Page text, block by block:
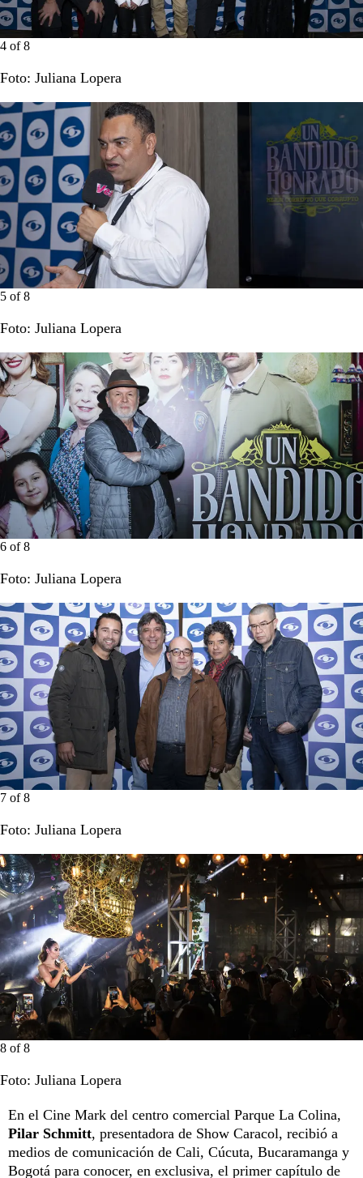
4 of8
Foto: Juliana Lopera
5 of8
Foto: Juliana Lopera
6 of8
Foto: Juliana Lopera
7 of8
Foto: Juliana Lopera
8 of8
Foto: Juliana Lopera
En el Cine Mark del centro comercial Parque La Colina,
Pilar Schmitt, presentadora de Show Caracol, recibió a
medios de comunicación de Cali, Cúcuta, Bucaramanga y
Bogotá para conocer, en exclusiva, el primer capítulo de